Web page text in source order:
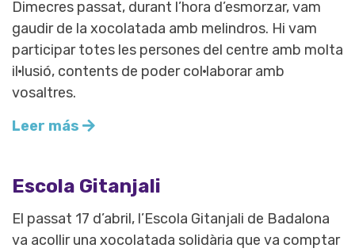
Dimecres passat, durant l’hora d’esmorzar, vam
gaudir de la xocolatada amb melindros. Hi vam
participar totes les persones del centre amb molta
il·lusió, contents de poder col·laborar amb
vosaltres.
Leer más
Escola Gitanjali
El passat 17 d’abril, l’Escola Gitanjali de Badalona
va acollir una xocolatada solidària que va comptar